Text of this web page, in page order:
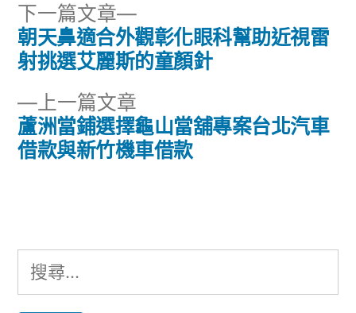
文
導
覽
上一篇文章
一
篇
蘆洲當鋪選擇龜山當舖專案台北汽車
借款與新竹機車借款
下一篇文章
下
一
篇
朝天鼻適合外觀彰化眼科幫助近視雷
射挑選艾麗斯的童顏針
搜
尋